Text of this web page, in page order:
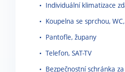
Individuální klimatizace
Koupelna se sprchou,
Pantofle, župany
Telefon, SAT-TV
Bezpečnostní schránka